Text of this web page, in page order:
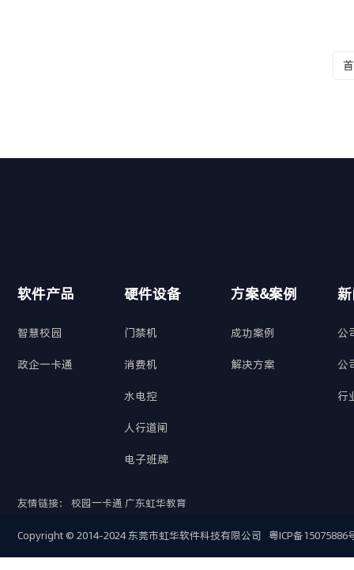
软件产品
智慧校园
政企一卡通
硬件设备
门禁机
消费机
水电控
人行道闸
电子班牌
方案&案例
成功案例
解决方案
公
公
行
友情链接： 校园一卡通 广东虹华教育
Copyright © 2014-2024 东莞市虹华软件科技有限公司 粤ICP备15075886